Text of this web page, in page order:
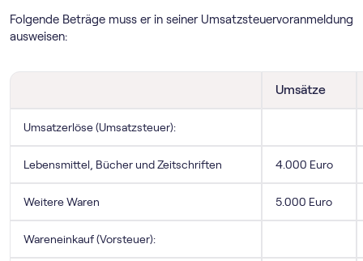
Folgende Beträge muss er in seiner Umsatz­steuer­voranmeldung
ausweisen:
Umsätze
Umsatzerlöse (Umsatzsteuer):
Lebensmittel, Bücher und Zeitschriften 4.000 Euro
Weitere Waren 5.000 Euro
Wareneinkauf (Vorsteuer):